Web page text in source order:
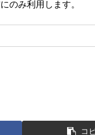
のみ利用します。
コ